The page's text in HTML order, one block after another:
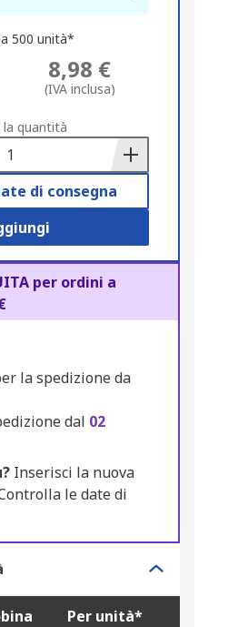
500 unità*
8,98 €
(IVA inclusa)
la quantità
di consegna
per ordini a
la spedizione da
dal 02
Inserisci la nuova
le date di
Per unità*